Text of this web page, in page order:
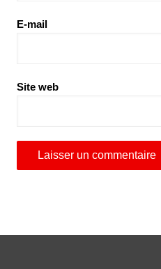
E-mail
Site web